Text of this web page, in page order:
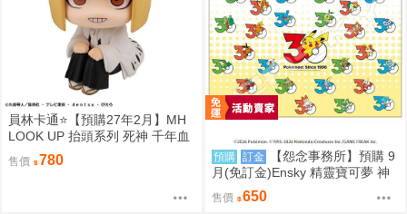
員林卡通⭐️【預購27年2月】MH
LOOK UP 抬頭系列 死神 千年血
戰篇 平子真子 0813
售價 780 預購 訂金
【怨念事務所】預購 9
月(免訂金)Ensky 精靈寶可夢 神
奇寶貝 30週年 1000片拼圖 最初
的搭檔寶可夢 0809
售價 650